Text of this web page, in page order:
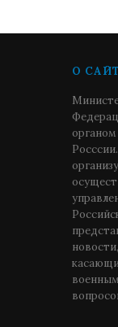
О